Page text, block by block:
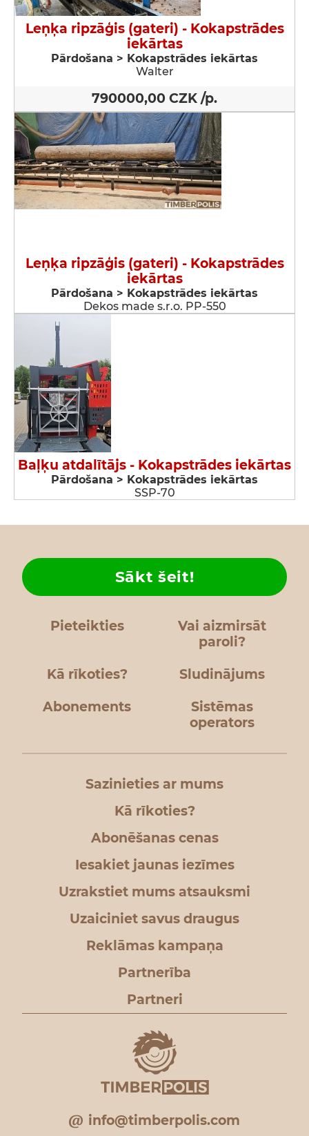
Leņķa ripzāģis (gateri) - Kokapstrādes
iekārtas
Pārdošana > Kokapstrādes iekārtas
Walter
790000,00 CZK /p.
Leņķa ripzāģis (gateri) - Kokapstrādes
iekārtas
Pārdošana > Kokapstrādes iekārtas
Dekos made s.r.o. PP-550
Baļķu atdalītājs - Kokapstrādes iekārtas
Pārdošana > Kokapstrādes iekārtas
SSP-70
Pieteikties
Vai aizmirsāt
paroli?
Kā rīkoties?
Sākt šeit!
Sludinājums
Abonements
Sistēmas
operators
Sazinieties ar mums
Kā rīkoties?
Abonēšanas cenas
Iesakiet jaunas iezīmes
Uzrakstiet mums atsauksmi
Uzaiciniet savus draugus
Reklāmas kampaņa
Partnerība
Partneri
info@timberpolis.com